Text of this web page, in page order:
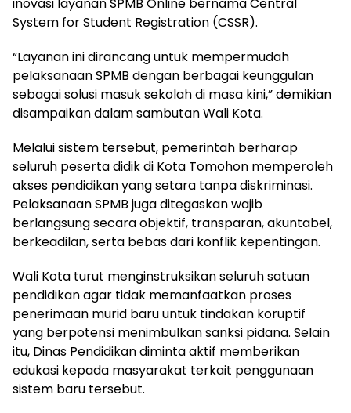
System for Student Registration (CSSR).
“Layanan ini dirancang untuk mempermudah
pelaksanaan SPMB dengan berbagai keunggulan
sebagai solusi masuk sekolah di masa kini,” demikian
disampaikan dalam sambutan Wali Kota.
Melalui sistem tersebut, pemerintah berharap
seluruh peserta didik di Kota Tomohon memperoleh
akses pendidikan yang setara tanpa diskriminasi.
Pelaksanaan SPMB juga ditegaskan wajib
berlangsung secara objektif, transparan, akuntabel,
berkeadilan, serta bebas dari konflik kepentingan.
Wali Kota turut menginstruksikan seluruh satuan
pendidikan agar tidak memanfaatkan proses
penerimaan murid baru untuk tindakan koruptif
yang berpotensi menimbulkan sanksi pidana. Selain
itu, Dinas Pendidikan diminta aktif memberikan
edukasi kepada masyarakat terkait penggunaan
sistem baru tersebut.